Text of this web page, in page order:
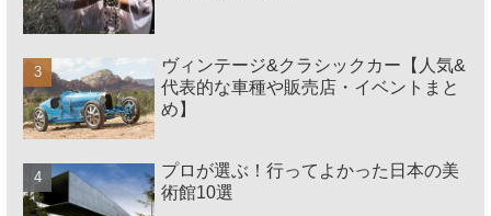
ヴィンテージ&クラシックカー【人気&
代表的な車種や販売店・イベントまと
め】
プロが選ぶ！行ってよかった日本の美
術館10選